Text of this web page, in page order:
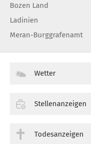
Bozen Land
Ladinien
Meran-Burggrafenamt
Wetter
Stellenanzeigen
Todesanzeigen